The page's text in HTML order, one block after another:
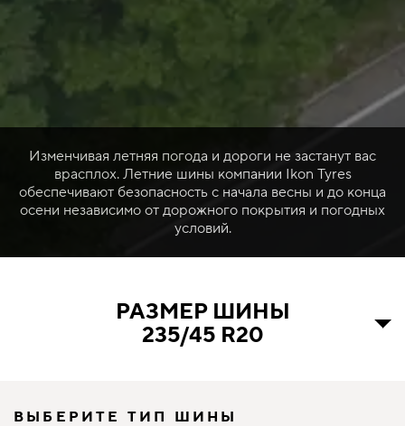
Изменчивая летняя погода и дороги не застанут вас
врасплох. Летние шины компании Ikon Tyres
обеспечивают безопасность с начала весны и до конца
осени независимо от дорожного покрытия и погодных
условий.
РАЗМЕР ШИНЫ
235/45 R20
ВЫБЕРИТЕ ТИП ШИНЫ